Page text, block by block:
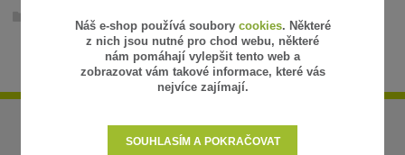
Náš e-shop používá soubory cookies. Některé
z nich jsou nutné pro chod webu, některé
nám pomáhají vylepšit tento web a
zobrazovat vám takové informace, které vás
nejvíce zajímají.
SOUHLASÍM A POKRAČOVAT